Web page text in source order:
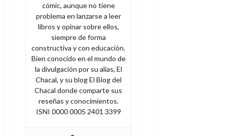
cómic, aunque no tiene
problema en lanzarse a leer
libros y opinar sobre ellos,
siempre de forma
constructiva y con educación.
Bien conocido en el mundo de
la divulgación por su alias, El
Chacal, y su blog El Blog del
Chacal donde comparte sus
reseñas y conocimientos.
ISNI 0000 0005 2401 3399